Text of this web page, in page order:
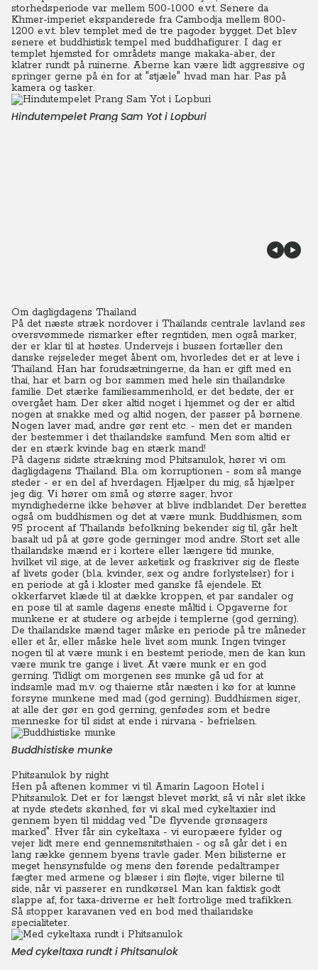
storhedsperiode var mellem 500-1000 e.v.t. Senere da
Khmer-imperiet ekspanderede fra Cambodja mellem 800-
1200 e.v.t. blev templet med de tre pagoder bygget. Det blev
senere et buddhistisk tempel med buddhafigurer. I dag er
templet hjemsted for områdets mange makaka-aber, der
klatrer rundt på ruinerne. Aberne kan være lidt aggressive og
springer gerne på én for at "stjæle" hvad man har. Pas på
kamera og tasker.
Hindutempelet Prang Sam Yot i Lopburi
Om dagligdagens Thailand
På det næste stræk nordover i Thailands centrale lavland ses
oversvømmede rismarker efter regntiden, men også marker,
der er klar til at høstes. Undervejs i bussen fortæller den
danske rejseleder meget åbent om, hvorledes det er at leve i
Thailand. Han har forudsætningerne, da han er gift med en
thai, har et barn og bor sammen med hele sin thailandske
familie. Det stærke familiesammenhold, er det bedste, der er
overgået ham. Der sker altid noget i hjemmet og der er altid
nogen at snakke med og altid nogen, der passer på børnene.
Nogen laver mad, andre gør rent etc. - men det er manden
der bestemmer i det thailandske samfund. Men som altid er
der en stærk kvinde bag en stærk mand!
På dagens sidste strækning mod Phitsanulok, hører vi om
dagligdagens Thailand. Bl.a. om korruptionen - som så mange
steder - er en del af hverdagen. Hjælper du mig, så hjælper
jeg dig. Vi hører om små og større sager, hvor
myndighederne ikke behøver at blive indblandet. Der berettes
også om buddhismen og det at være munk. Buddhismen, som
95 procent af Thailands befolkning bekender sig til, går helt
basalt ud på at gøre gode gerninger mod andre. Stort set alle
thailandske mænd er i kortere eller længere tid munke,
hvilket vil sige, at de lever asketisk og fraskriver sig de fleste
af livets goder (bl.a. kvinder, sex og andre forlystelser) for i
en periode at gå i kloster med ganske få ejendele. Et
okkerfarvet klæde til at dække kroppen, et par sandaler og
en pose til at samle dagens eneste måltid i. Opgaverne for
munkene er at studere og arbejde i templerne (god gerning).
De thailandske mænd tager måske en periode på tre måneder
eller et år, eller måske hele livet som munk. Ingen tvinger
nogen til at være munk i en bestemt periode, men de kan kun
være munk tre gange i livet. At være munk er en god
gerning. Tidligt om morgenen ses munke gå ud for at
indsamle mad m.v. og thaierne står næsten i kø for at kunne
forsyne munkene med mad (god gerning). Buddhismen siger,
at alle der gør en god gerning, genfødes som et bedre
menneske for til sidst at ende i nirvana - befrielsen.
Buddhistiske munke
Phitsanulok by night
Hen på aftenen kommer vi til Amarin Lagoon Hotel i
Phitsanulok. Det er for længst blevet mørkt, så vi når slet ikke
at nyde stedets skønhed, før vi skal med cykeltaxier ind
gennem byen til middag ved "De flyvende grønsagers
marked". Hver får sin cykeltaxa - vi europæere fylder og
vejer lidt mere end gennemsnitsthaien - og så går det i en
lang række gennem byens travle gader. Men bilisterne er
meget hensynsfulde og mens den førende pedaltramper
fægter med armene og blæser i sin fløjte, viger bilerne til
side, når vi passerer en rundkørsel. Man kan faktisk godt
slappe af, for taxa-driverne er helt fortrolige med trafikken.
Så stopper karavanen ved en bod med thailandske
specialiteter.
Med cykeltaxa rundt i Phitsanulok